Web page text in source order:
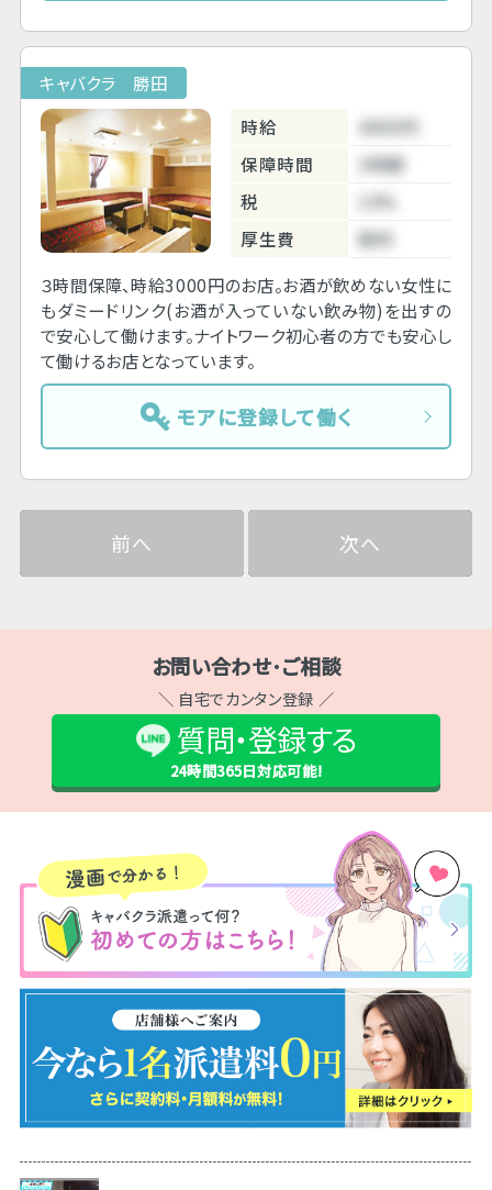
キャバクラ 勝田
時給
4000円
保障時間
3時間
税
10%
厚生費
無料
３時間保障、時給3000円のお店。お酒が飲めない女性に
もダミードリンク(お酒が入っていない飲み物)を出すの
で安心して働けます。ナイトワーク初心者の方でも安心し
て働けるお店となっています。
モアに登録して働く
前へ 次へ
お問い合わせ･ご相談
＼ 自宅でカンタン登録 ／
質問・登録する
24時間365日対応可能!